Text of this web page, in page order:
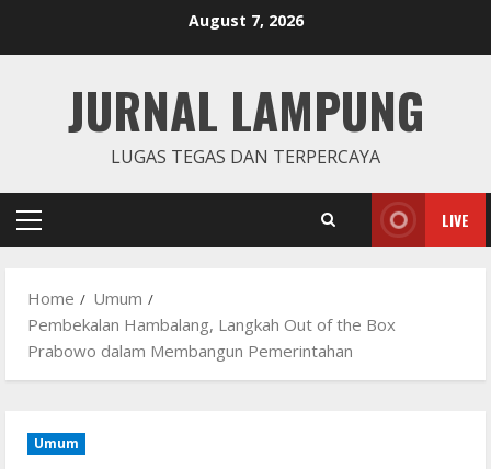
August 7, 2026
JURNAL LAMPUNG
LUGAS TEGAS DAN TERPERCAYA
Primary
LIVE
Home
Umum
Pembekalan Hambalang, Langkah Out of the Box
Prabowo dalam Membangun Pemerintahan
Umum